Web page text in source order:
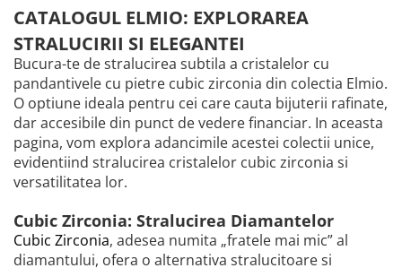
CATALOGUL ELMIO: EXPLORAREA
STRALUCIRII SI ELEGANTEI
Bucura-te de stralucirea subtila a cristalelor cu
pandantivele cu pietre cubic zirconia din colectia Elmio.
O optiune ideala pentru cei care cauta bijuterii rafinate,
dar accesibile din punct de vedere financiar. In aceasta
pagina, vom explora adancimile acestei colectii unice,
evidentiind stralucirea cristalelor cubic zirconia si
versatilitatea lor.
Cubic Zirconia: Stralucirea Diamantelor
Cubic Zirconia, adesea numita „fratele mai mic” al
diamantului, ofera o alternativa stralucitoare si